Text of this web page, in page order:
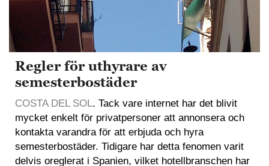
Regler för uthyrare av
semesterbostäder
COSTA DEL SOL. Tack vare internet har det blivit
mycket enkelt för privatpersoner att annonsera och
kontakta varandra för att erbjuda och hyra
semesterbostäder. Tidigare har detta fenomen varit
delvis oreglerat i Spanien, vilket hotellbranschen har